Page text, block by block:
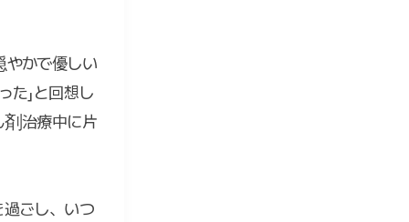
やかで優しい
た」と回想し
剤治療中に片
ごし、いつ